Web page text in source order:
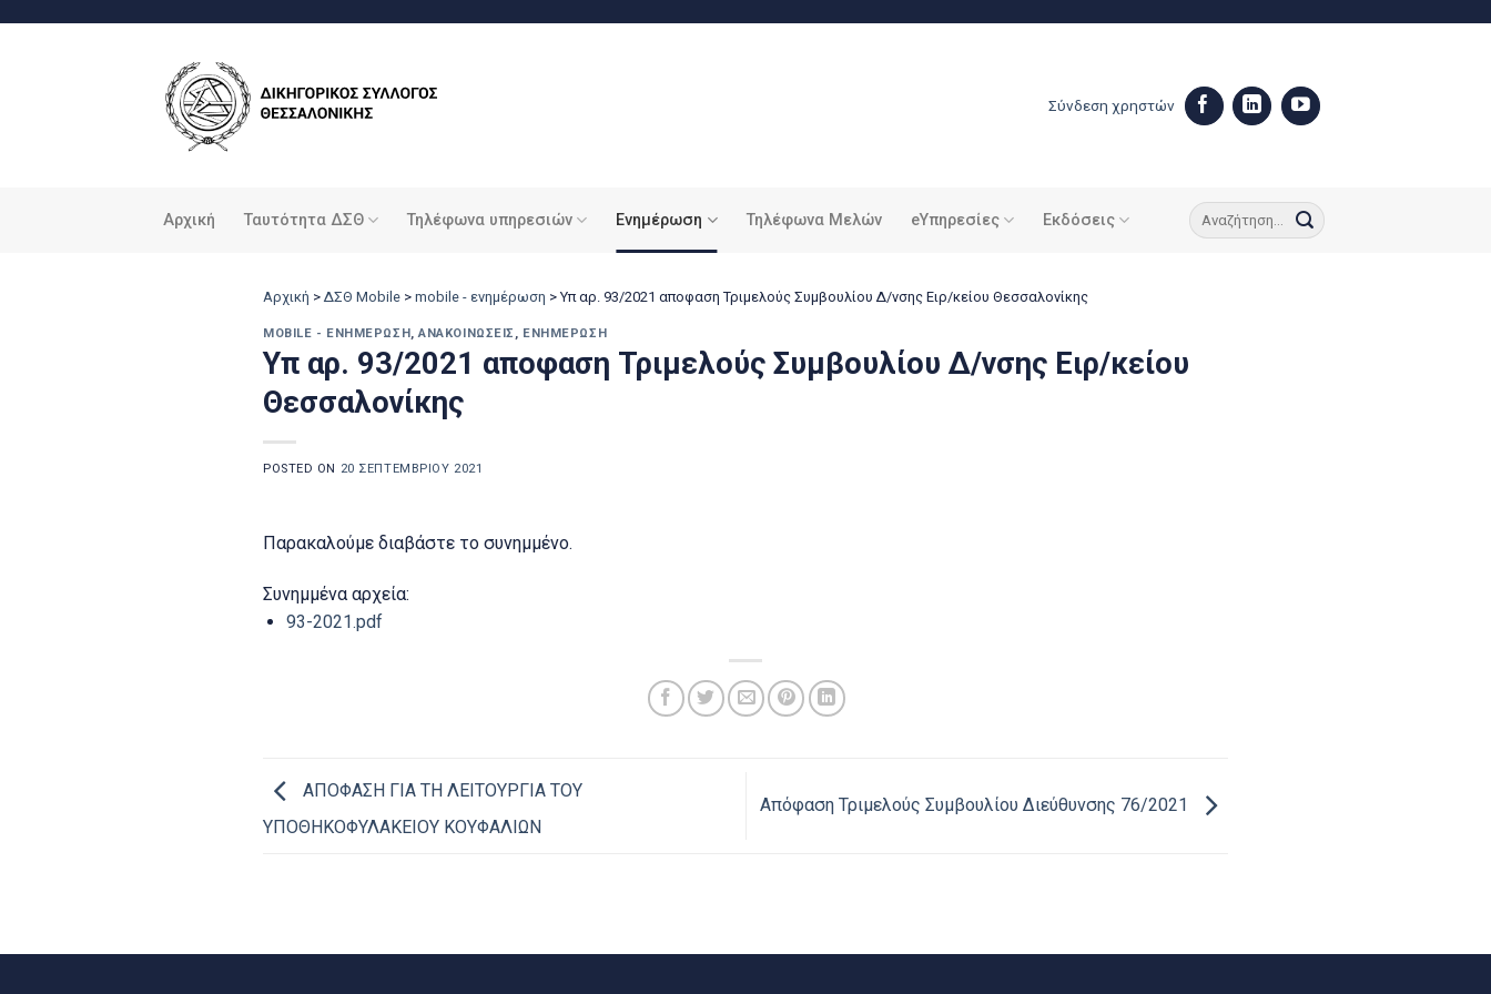
Σύνδεση χρηστών
Αρχική Ταυτότητα ΔΣΘ Τηλέφωνα υπηρεσιών Ενημέρωση Τηλέφωνα Μελών eΥπηρεσίες Εκδόσεις
Αρχική > ΔΣΘ Mobile > mobile - ενημέρωση > Υπ αρ. 93/2021 αποφαση Τριμελούς Συμβουλίου Δ/νσης Ειρ/κείου Θεσσαλονίκης
MOBILE - ΕΝΗΜΈΡΩΣΗ,ΑΝΑΚΟΙΝΏΣΕΙΣ , ΕΝΗΜΈΡΩΣΗ
Υπ αρ. 93/2021 αποφαση Τριμελούς Συμβουλίου Δ/νσης Ειρ/κείου
Θεσσαλονίκης
POSTED ON 20 ΣΕΠΤΕΜΒΡΊΟΥ 2021
Παρακαλούμε διαβάστε το συνημμένο.
Συνημμένα αρχεία:
93-2021.pdf
ΑΠΟΦΑΣΗ ΓΙΑ ΤΗ ΛΕΙΤΟΥΡΓΙΑ ΤΟΥ
ΥΠΟΘΗΚΟΦΥΛΑΚΕΙΟΥ ΚΟΥΦΑΛΙΩΝ
Απόφαση Τριμελούς Συμβουλίου Διεύθυνσης 76/2021